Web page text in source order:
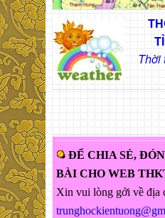
Thời
ĐỂ CHIA SẺ,
BÀI CHO WEB
Xin vui lòng gởi về địa